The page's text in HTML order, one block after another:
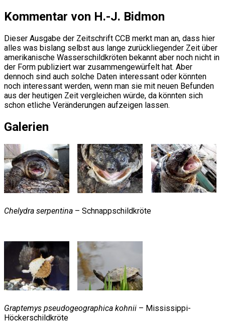
Kommentar von H.-J. Bidmon
Dieser Ausgabe der Zeitschrift CCB merkt man an, dass hier
alles was bislang selbst aus lange zurückliegender Zeit über
amerikanische Wasserschildkröten bekannt aber noch nicht in
der Form publiziert war zusammengewürfelt hat. Aber
dennoch sind auch solche Daten interessant oder könnten
noch interessant werden, wenn man sie mit neuen Befunden
aus der heutigen Zeit vergleichen würde, da könnten sich
schon etliche Veränderungen aufzeigen lassen.
Galerien
Chelydra serpentina – Schnappschildkröte
Graptemys pseudogeographica kohnii – Mississippi-
Höckerschildkröte